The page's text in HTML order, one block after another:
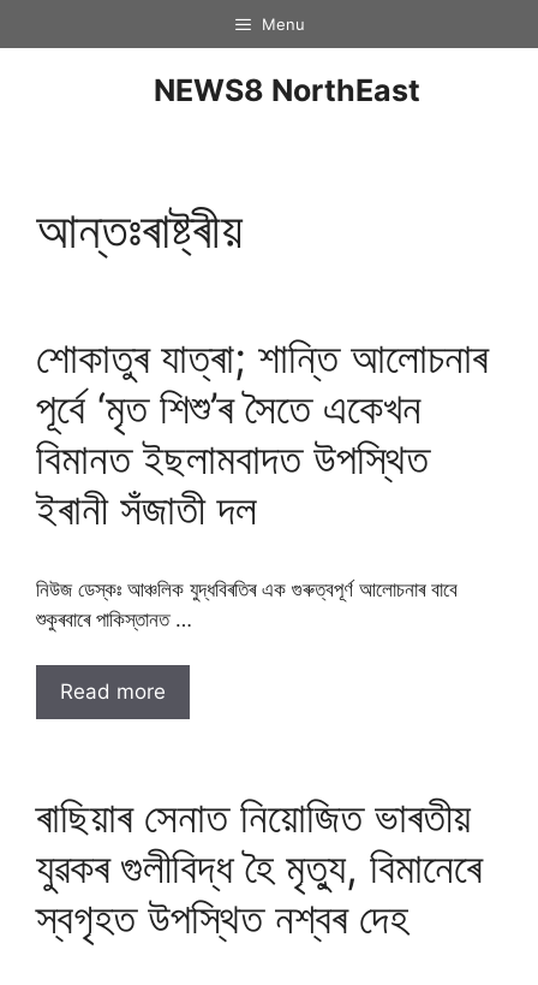
Menu
NEWS8 NorthEast
আন্তঃৰাষ্ট্ৰীয়
শোকাতুৰ যাত্ৰা; শান্তি আলোচনাৰ
পূৰ্বে ‘মৃত শিশু’ৰ সৈতে একেখন
বিমানত ইছলামবাদত উপস্থিত
ইৰানী সঁজাতী দল
নিউজ ডেস্কঃ আঞ্চলিক যুদ্ধবিৰতিৰ এক গুৰুত্বপূৰ্ণ আলোচনাৰ বাবে
শুকুৰবাৰে পাকিস্তানত …
Read more
ৰাছিয়াৰ সেনাত নিয়োজিত ভাৰতীয়
যুৱকৰ গুলীবিদ্ধ হৈ মৃত্যু, বিমানেৰে
স্বগৃহত উপস্থিত নশ্বৰ দেহ